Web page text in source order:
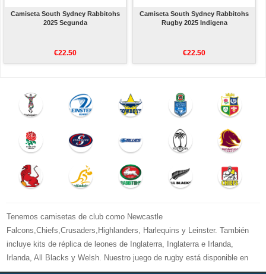
Camiseta South Sydney Rabbitohs
2025 Segunda
€22.50
Camiseta South Sydney Rabbitohs
Rugby 2025 Indigena
€22.50
Tenemos camisetas de club como Newcastle
Falcons,Chiefs,Crusaders,Highlanders, Harlequins y Leinster. También
incluye kits de réplica de leones de Inglaterra, Inglaterra e Irlanda,
Irlanda, All Blacks y Welsh. Nuestro juego de rugby está disponible en
versiones para mujeres, hombres y niños. Bienvenido a comprar su